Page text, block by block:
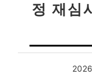
정 재심